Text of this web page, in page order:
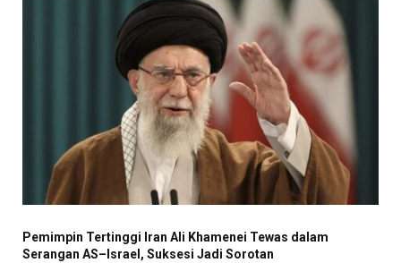
Pemimpin Tertinggi Iran Ali Khamenei Tewas dalam
Serangan AS–Israel, Suksesi Jadi Sorotan